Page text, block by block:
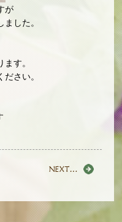
が
した。
す。
さい。